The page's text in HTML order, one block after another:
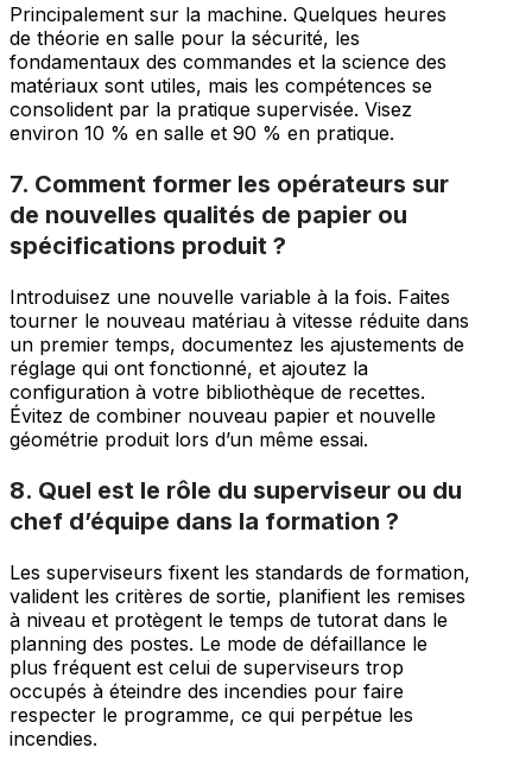
Principalement sur la machine. Quelques heures
de théorie en salle pour la sécurité, les
fondamentaux des commandes et la science des
matériaux sont utiles, mais les compétences se
consolident par la pratique supervisée. Visez
environ 10 % en salle et 90 % en pratique.
7. Comment former les opérateurs sur
de nouvelles qualités de papier ou
spécifications produit ?
Introduisez une nouvelle variable à la fois. Faites
tourner le nouveau matériau à vitesse réduite dans
un premier temps, documentez les ajustements de
réglage qui ont fonctionné, et ajoutez la
configuration à votre bibliothèque de recettes.
Évitez de combiner nouveau papier et nouvelle
géométrie produit lors d’un même essai.
8. Quel est le rôle du superviseur ou du
chef d’équipe dans la formation ?
Les superviseurs fixent les standards de formation,
valident les critères de sortie, planifient les remises
à niveau et protègent le temps de tutorat dans le
planning des postes. Le mode de défaillance le
plus fréquent est celui de superviseurs trop
occupés à éteindre des incendies pour faire
respecter le programme, ce qui perpétue les
incendies.